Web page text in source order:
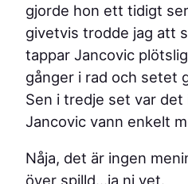
gjorde hon ett tidigt
givetvis trodde jag att
tappar Jancovic
gånger i rad och setet
Sen i tredje set var det
Jancovic vann enkelt
Nåja, det är ingen
över spilld…ja ni vet.